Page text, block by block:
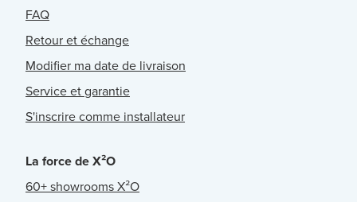
FAQ
Retour et échange
Modifier ma date de livraison
Service et garantie
S'inscrire comme installateur
La force de X²O
60+ showrooms X²O